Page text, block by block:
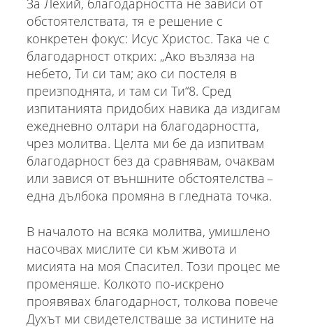
За Лехий, благодарността не зависи от
обстоятелствата, тя е решение с
конкретен фокус: Исус Христос. Така че с
благодарност открих: „Ако възляза на
небето, Ти си там; ако си постеля в
преизподнята, и там си Ти“8. Сред
изпитанията придобих навика да издигам
ежедневно олтари на благодарността,
чрез молитва. Целта ми бе да изпитвам
благодарност без да сравнявам, очаквам
или завися от външните обстоятелства –
една дълбока промяна в гледната точка.
В началото на всяка молитва, умишлено
насочвах мислите си към живота и
мисията на моя Спасител. Този процес ме
променяше. Колкото по-искрено
проявявах благодарност, толкова повече
Духът ми свидетелстваше за истините на